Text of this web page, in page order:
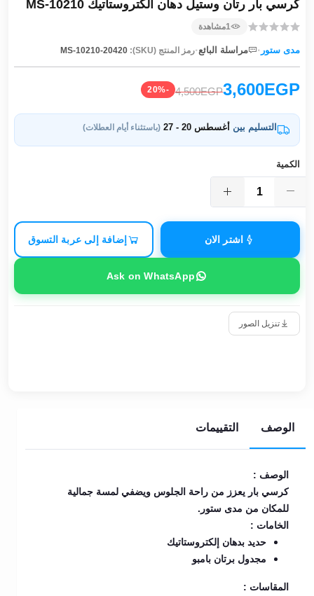
كرسي بار رتان وستيل دهان الكتروستاتيك MS-10210
1مشاهدة
مدى ستور · مراسلة البائع·رمز المنتج (SKU): MS-10210-20420
3,600EGP
4,500EGP
-20%
التسليم بين أغسطس 20 - 27 (باستثناء أيام العطلات)
الكمية
اشتر الان إضافة إلى عربة التسوق
Ask on WhatsApp
تنزيل الصور
الوصف التقييمات
الوصف :
كرسي بار يعزز من راحة الجلوس ويضفي لمسة جمالية
للمكان من مدى ستور.
الخامات :
حديد بدهان إلكتروستاتيك
مجدول برتان بامبو
المقاسات :